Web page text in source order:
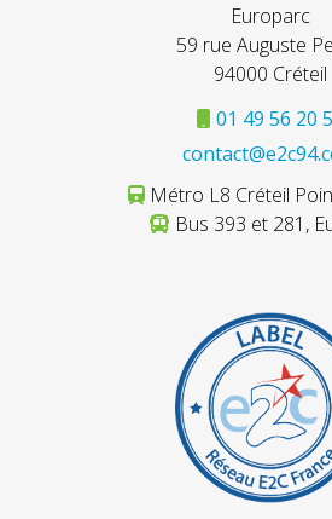
Europarc
59 rue Auguste
94000 Créteil
01 49 56 20
Métro L8 Créteil
Bus 393 et 281,